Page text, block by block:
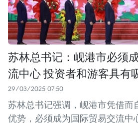
苏林总书记：岘港市必须
流中心 投资者和游客具有
29/03/2025 07:50
苏林总书记强调，岘港市凭借而
优势，必须成为国际贸易交流中